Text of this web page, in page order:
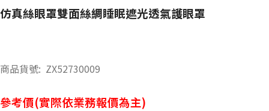
仿真絲眼罩雙面絲綢睡眠遮光透氣護眼罩
商品貨號: ZX52730009
參考價(實際依業務報價為主)